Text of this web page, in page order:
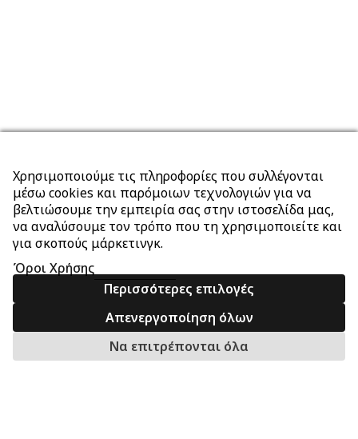
Χρησιμοποιούμε τις πληροφορίες που συλλέγονται
μέσω cookies και παρόμοιων τεχνολογιών για να
βελτιώσουμε την εμπειρία σας στην ιστοσελίδα μας,
να αναλύσουμε τον τρόπο που τη χρησιμοποιείτε και
για σκοπούς μάρκετινγκ.
Όροι Χρήσης
Περισσότερες επιλογές
Απενεργοποίηση όλων
Να επιτρέπονται όλα